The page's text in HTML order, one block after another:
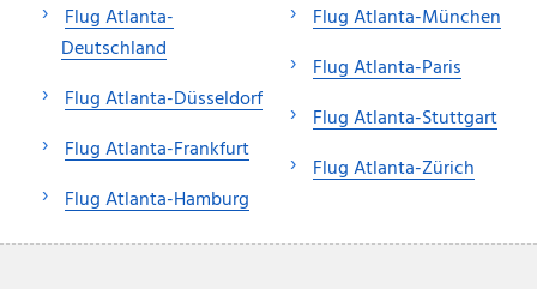
Flug Atlanta-
Deutschland
Flug Atlanta-Düsseldorf
Flug Atlanta-Frankfurt
Flug Atlanta-Hamburg
Flug Atlanta-München
Flug Atlanta-Paris
Flug Atlanta-Stuttgart
Flug Atlanta-Zürich